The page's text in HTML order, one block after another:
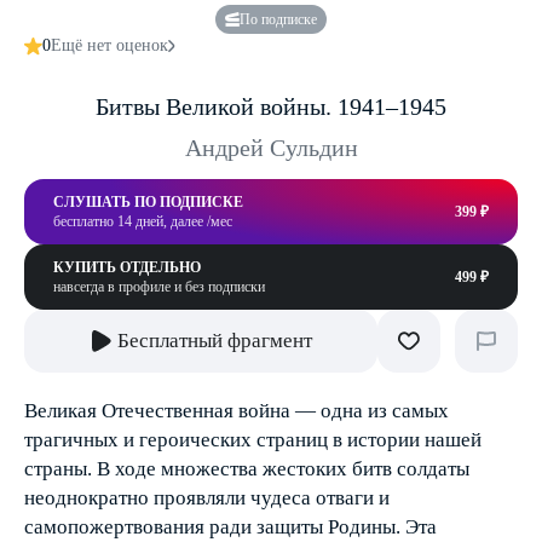
По подписке
0Ещё нет оценок
Битвы Великой войны. 1941–1945
Андрей Сульдин
СЛУШАТЬ ПО ПОДПИСКЕ
бесплатно 14 дней, далее /мес
399 ₽
КУПИТЬ ОТДЕЛЬНО
навсегда в профиле и без подписки
499 ₽
Бесплатный фрагмент
Великая Отечественная война — одна из самых
трагичных и героических страниц в истории нашей
страны. В ходе множества жестоких битв солдаты
неоднократно проявляли чудеса отваги и
самопожертвования ради защиты Родины. Эта